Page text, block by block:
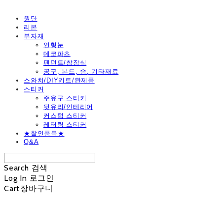
원단
리본
부자재
인형눈
데코파츠
펜던트/참장식
공구, 본드, 솜, 기타재료
스와치/DIY키트/완제품
스티커
주유구 스티커
뒷유리/인테리어
커스텀 스티커
레터링 스티커
★할인품목★
Q&A
Search 검색
Log In 로그인
Cart장바구니